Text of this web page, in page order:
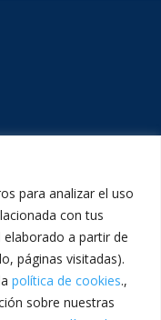
para analizar el uso
con tus
a partir de
páginas visitadas).
política de cookies.,
sobre nuestras